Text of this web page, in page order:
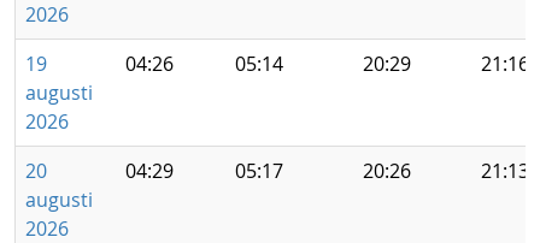
2026
19
augusti
2026
04:26 05:14 20:29 21:16
20
augusti
2026
04:29 05:17 20:26 21:13